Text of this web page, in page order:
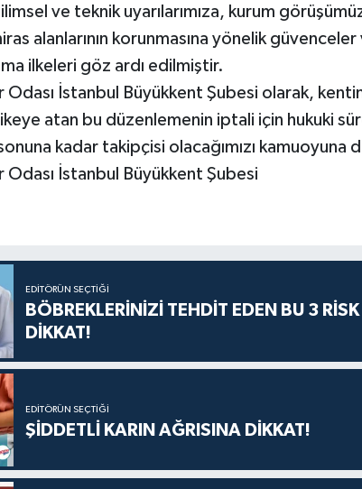
ve teknik uyarılarımıza, kurum
alanlarının korunmasına yönelik
ilkeleri göz ardı edilmiştir.
İstanbul Büyükkent Şubesi olarak,
atan bu düzenlemenin iptali için hukuki
sonuna kadar takipçisi olacağımızı kamuoyuna
İstanbul Büyükkent Şubesi
EDITÖRÜN SEÇTIĞI
BÖBREKLERİNİZİ TEHDİT EDEN BU 3
DİKKAT!
EDITÖRÜN SEÇTIĞI
ŞİDDETLİ KARIN AĞRISINA DİKKAT!